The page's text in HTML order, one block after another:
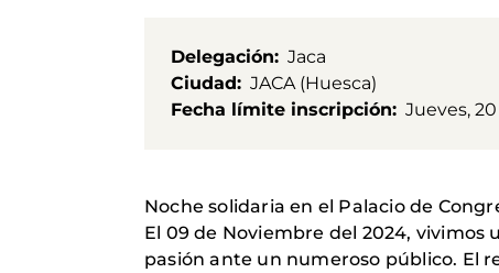
Delegación
Jaca
Ciudad
JACA (Huesca)
Fecha límite inscripción
Jueves,
Noche solidaria en el Palacio de
El 09 de Noviembre del 2024,
pasión ante un numeroso público. El